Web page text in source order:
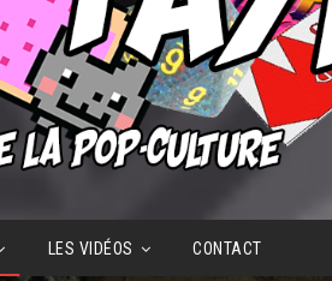
LES VIDÉOS CONTACT